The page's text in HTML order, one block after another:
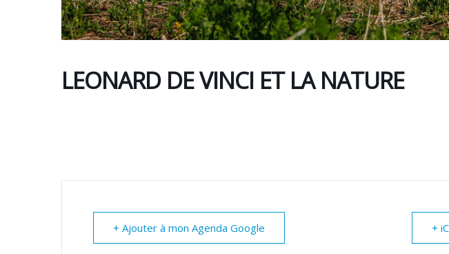
LEONARD DE VINCI ET LA NATURE
+ Ajouter à mon Agenda Google +